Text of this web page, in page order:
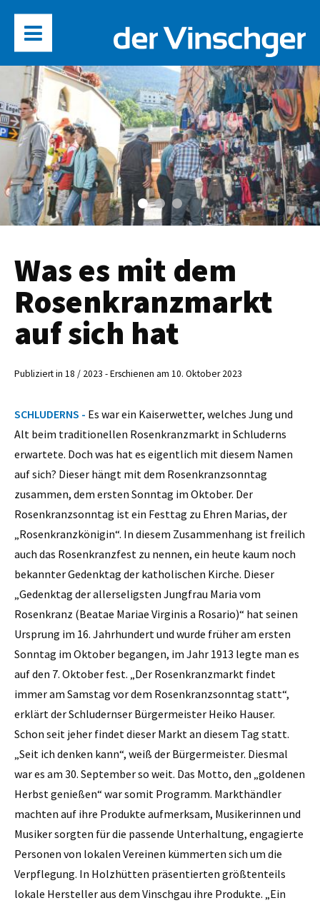
Was es mit dem
Rosenkranzmarkt
auf sich hat
Publiziert in 18 / 2023 - Erschienen am 10. Oktober 2023
SCHLUDERNS - Es war ein Kaiserwetter, welches Jung und
Alt beim traditionellen Rosenkranzmarkt in Schluderns
erwartete. Doch was hat es eigentlich mit diesem Namen
auf sich? Dieser hängt mit dem Rosenkranzsonntag
zusammen, dem ersten Sonntag im Oktober. Der
Rosenkranzsonntag ist ein Festtag zu Ehren Marias, der
„Rosenkranzkönigin“. In diesem Zusammenhang ist freilich
auch das Rosenkranzfest zu nennen, ein heute kaum noch
bekannter Gedenktag der katholischen Kirche. Dieser
„Gedenktag der allerseligsten Jungfrau Maria vom
Rosenkranz (Beatae Mariae Virginis a Rosario)“ hat seinen
Ursprung im 16. Jahrhundert und wurde früher am ersten
Sonntag im Oktober begangen, im Jahr 1913 legte man es
auf den 7. Oktober fest. „Der Rosenkranzmarkt findet
immer am Samstag vor dem Rosenkranzsonntag statt“,
erklärt der Schludernser Bürgermeister Heiko Hauser.
Schon seit jeher findet dieser Markt an diesem Tag statt.
„Seit ich denken kann“, weiß der Bürgermeister. Diesmal
war es am 30. September so weit. Das Motto, den „goldenen
Herbst genießen“ war somit Programm. Markthändler
machten auf ihre Produkte aufmerksam, Musikerinnen und
Musiker sorgten für die passende Unterhaltung, engagierte
Personen von lokalen Vereinen kümmerten sich um die
Verpflegung. In Holzhütten präsentierten größtenteils
lokale Hersteller aus dem Vinschgau ihre Produkte. „Ein